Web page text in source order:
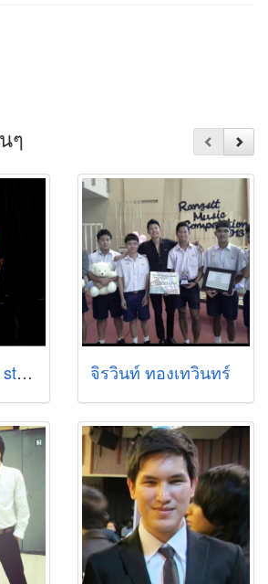
ๆ
mi.ni.mal music studio by Kru Milk จิรวินท์ ทองเทวินทร์